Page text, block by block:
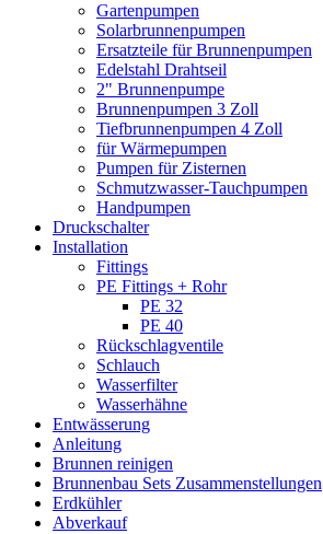
Gartenpumpen
Solarbrunnenpumpen
Ersatzteile für Brunnenpumpen
Edelstahl Drahtseil
2" Brunnenpumpe
Brunnenpumpen 3 Zoll
Tiefbrunnenpumpen 4 Zoll
für Wärmepumpen
Pumpen für Zisternen
Schmutzwasser-Tauchpumpen
Handpumpen
Druckschalter
Installation
Fittings
PE Fittings + Rohr
PE 32
PE 40
Rückschlagventile
Schlauch
Wasserfilter
Wasserhähne
Entwässerung
Anleitung
Brunnen reinigen
Brunnenbau Sets Zusammenstellungen
Erdkühler
Abverkauf